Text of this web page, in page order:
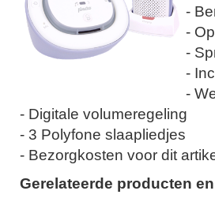
-
-
-
-
-
- Digitale volumeregeling
- 3 Polyfone slaapliedjes
- Bezorgkosten voor dit
Gerelateerde producten